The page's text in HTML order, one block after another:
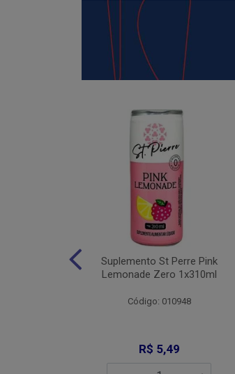
Suplemento St Perre Pink
Lemonade Zero 1x310ml
Código: 010948
R$ 5,49